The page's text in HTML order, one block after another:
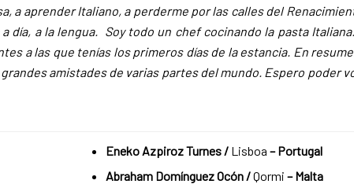
a aprender Italiano, a perderme por las calles del
día, a la lengua. Soy todo un chef cocinando la pasta
a las que tenías los primeros días de la estancia. En
amistades de varias partes del mundo. Espero poder
Eneko Azpiroz Turnes / Lisboa –Portugal
Abraham Domínguez Ocón /Qormi –Malta